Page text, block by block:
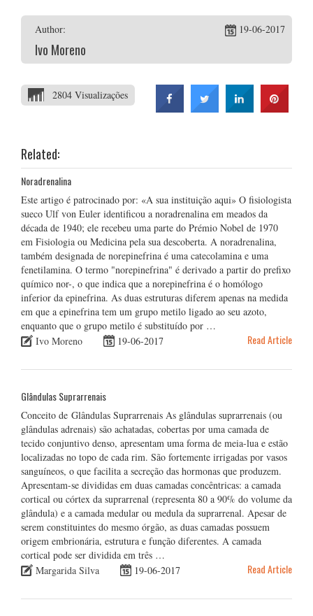
Author:
Ivo Moreno
19-06-2017
2804 Visualizações
Related:
Noradrenalina
Este artigo é patrocinado por: «A sua instituição aqui» O fisiologista
sueco Ulf von Euler identificou a noradrenalina em meados da
década de 1940; ele recebeu uma parte do Prémio Nobel de 1970
em Fisiologia ou Medicina pela sua descoberta. A noradrenalina,
também designada de norepinefrina é uma catecolamina e uma
fenetilamina. O termo "norepinefrina" é derivado a partir do prefixo
químico nor-, o que indica que a norepinefrina é o homólogo
inferior da epinefrina. As duas estruturas diferem apenas na medida
em que a epinefrina tem um grupo metilo ligado ao seu azoto,
enquanto que o grupo metilo é substituído por …
Ivo Moreno
19-06-2017 Read Article
Glândulas Suprarrenais
Conceito de Glândulas Suprarrenais As glândulas suprarrenais (ou
glândulas adrenais) são achatadas, cobertas por uma camada de
tecido conjuntivo denso, apresentam uma forma de meia-lua e estão
localizadas no topo de cada rim. São fortemente irrigadas por vasos
sanguíneos, o que facilita a secreção das hormonas que produzem.
Apresentam-se divididas em duas camadas concêntricas: a camada
cortical ou córtex da suprarrenal (representa 80 a 90% do volume da
glândula) e a camada medular ou medula da suprarrenal. Apesar de
serem constituintes do mesmo órgão, as duas camadas possuem
origem embrionária, estrutura e função diferentes. A camada
cortical pode ser dividida em três …
Margarida Silva
19-06-2017 Read Article